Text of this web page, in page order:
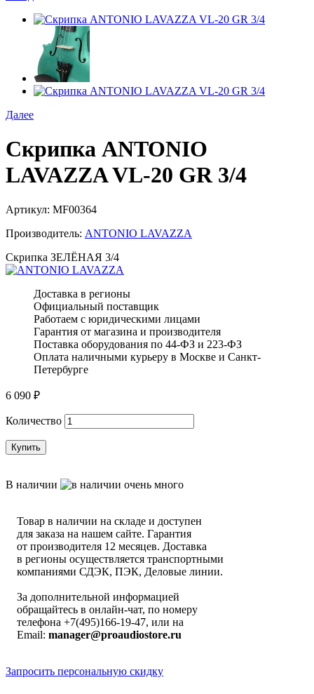
Далее
Скрипка ANTONIO
LAVAZZA VL-20 GR 3/4
Артикул: MF00364
Производитель: ANTONIO LAVAZZA
Скрипка ЗЕЛЁНАЯ 3/4
Доставка в регионы
Официальный поставщик
Работаем с юридическими лицами
Гарантия от магазина и производителя
Поставка оборудования по 44-ФЗ и 223-ФЗ
Оплата наличными курьеру в Москве и Санкт-
Петербурге
6 090 ₽
Количество
Купить
В наличии
Товар в наличии на складе и доступен
для заказа на нашем сайте. Гарантия
от производителя 12 месяцев. Доставка
в регионы осуществляется транспортными
компаниями СДЭК, ПЭК, Деловые линии.
За дополнительной информацией
обращайтесь в онлайн-чат, по номеру
телефона +7(495)166-19-47, или на
Email: manager@proaudiostore.ru
Запросить персональную скидку